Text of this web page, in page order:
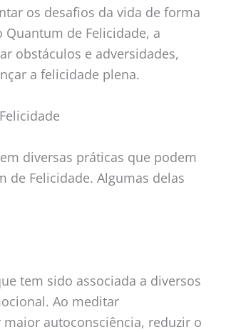
os desafios da vida de forma
de Felicidade, a
obstáculos e adversidades,
a felicidade plena.
diversas práticas que podem
de Felicidade. Algumas delas
tem sido associada a diversos
Ao meditar
autoconsciência, reduzir o